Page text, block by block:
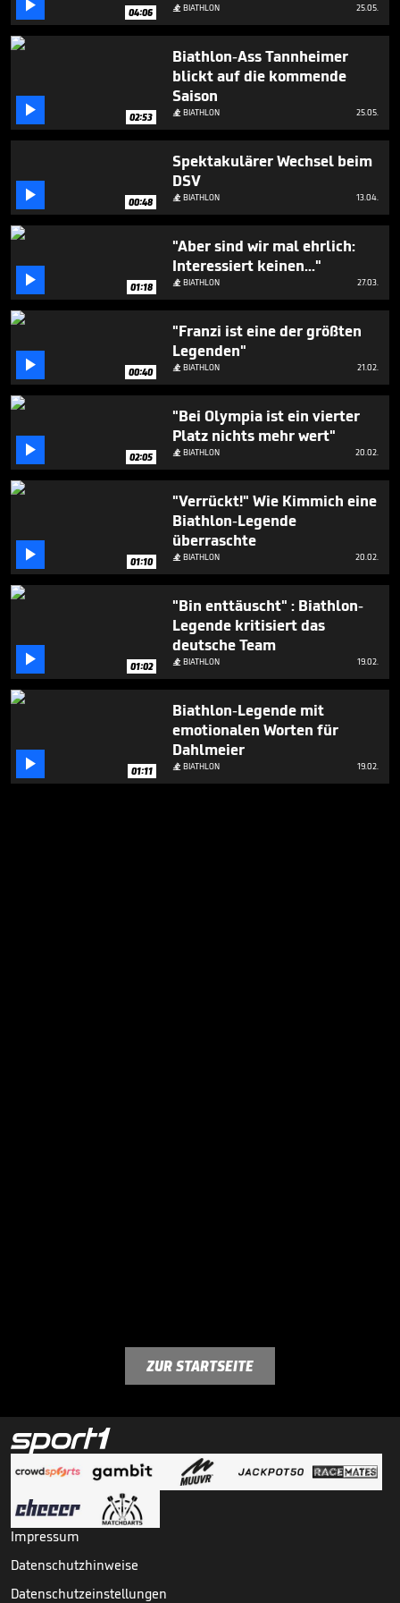
minute,
14
seconds
 04:06  BIATHLON 25.05.
 02:53
Biathlon-Ass Tannheimer
blickt auf die kommende
Saison
 BIATHLON 25.05.
 00:48
Spektakulärer Wechsel beim
DSV
 BIATHLON 13.04.
 01:18
"Aber sind wir mal ehrlich:
Interessiert keinen..."
 BIATHLON 27.03.
 00:40
"Franzi ist eine der größten
Legenden"
 BIATHLON 21.02.
 02:05
"Bei Olympia ist ein vierter
Platz nichts mehr wert"
 BIATHLON 20.02.
 01:10
"Verrückt!" Wie Kimmich eine
Biathlon-Legende
überraschte
 BIATHLON 20.02.
 01:02
"Bin enttäuscht" : Biathlon-
Legende kritisiert das
deutsche Team
 BIATHLON 19.02.
 01:11
Biathlon-Legende mit
emotionalen Worten für
Dahlmeier
 BIATHLON 19.02.
ZUR STARTSEITE
Impressum
Datenschutzhinweise
Datenschutzeinstellungen